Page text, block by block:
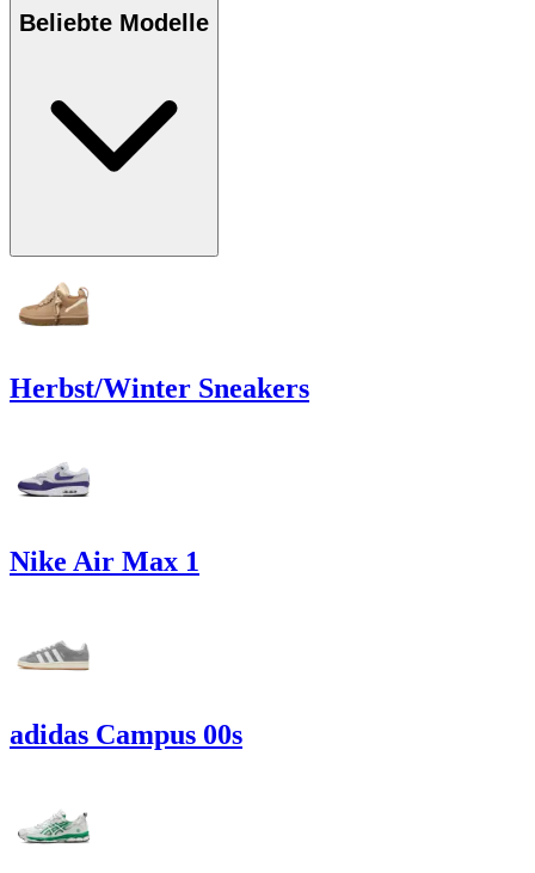
Beliebte Modelle
Herbst/Winter Sneakers
Nike Air Max 1
adidas Campus 00s